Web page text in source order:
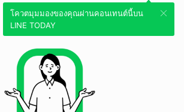
โควตมุมมองของคุณผ่านคอนเทนต์นี้บน
LINE TODAY